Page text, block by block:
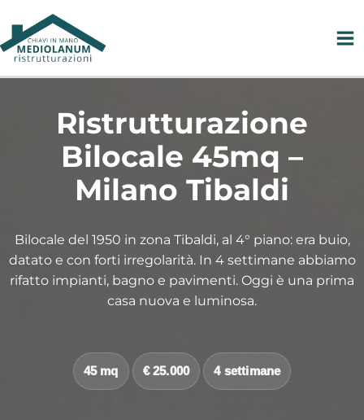
contenuto
Ristrutturazione
Bilocale 45mq –
Milano Tibaldi
Bilocale del 1950 in zona Tibaldi, al 4° piano: era buio,
datato e con forti irregolarità. In 4 settimane abbiamo
rifatto impianti, bagno e pavimenti. Oggi è una prima
casa nuova e luminosa.
45 mq € 25.000 4 settimane